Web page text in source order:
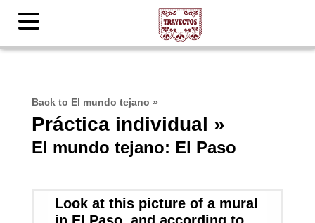
Back to El mundo tejano »
Práctica individual »
El mundo tejano: El Paso